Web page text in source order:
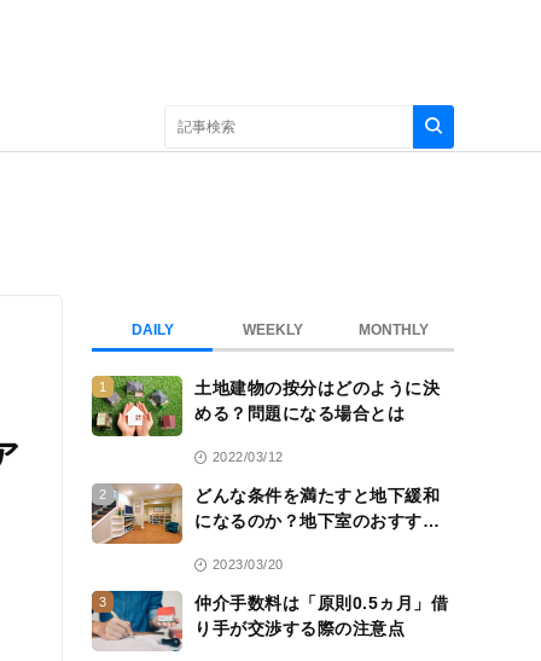
DAILY WEEKLY MONTHLY
1
土地建物の按分はどのように決
める？問題になる場合とは
2022/03/12
2
どんな条件を満たすと地下緩和
になるのか？地下室のおすすめ
2023/03/20
3
仲介手数料は「原則0.5ヵ月」借
り手が交渉する際の注意点